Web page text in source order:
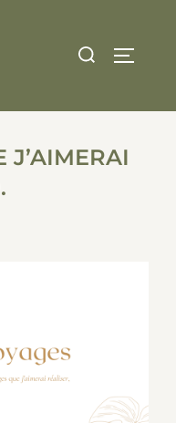
Search
J’AIMERAI